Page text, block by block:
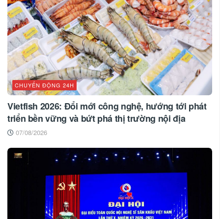
CHUYỂN ĐỘNG 24H
Vietfish 2026: Đổi mới công nghệ, hướng tới phát
triển bền vững và bứt phá thị trường nội địa
07/08/2026